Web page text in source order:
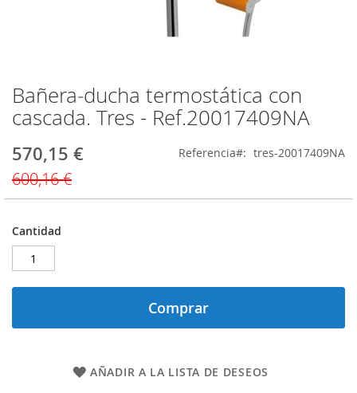
Bañera‑ducha termostática con
cascada. Tres - Ref.20017409NA
Precio
570,15 €
600,16 €
Referencia tres-20017409NA
Cantidad
Comprar
AÑADIR A LA LISTA DE DESEOS
Saltar
al
comienzo
la
galería
de
imágenes